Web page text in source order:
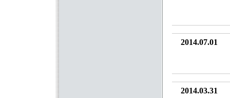
2014.07.01
2014.03.31